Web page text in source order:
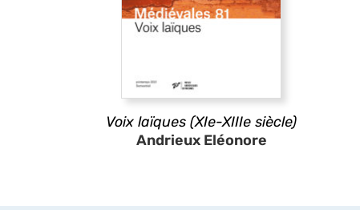
Voix laïques (XIe-XIIIe siècle)
Andrieux Eléonore